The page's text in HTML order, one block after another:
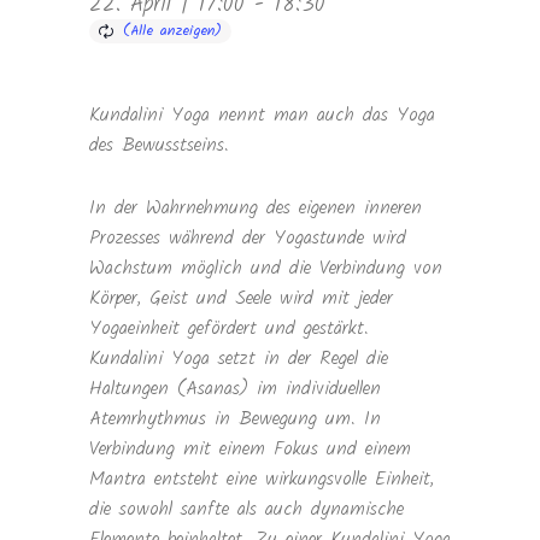
Kundalini Yoga nennt man auch das Yoga
des Bewusstseins.
In der Wahrnehmung des eigenen inneren
Prozesses während der Yogastunde wird
Wachstum möglich und die Verbindung von
Körper, Geist und Seele wird mit jeder
Yogaeinheit gefördert und gestärkt.
Kundalini Yoga setzt in der Regel die
Haltungen (Asanas) im individuellen
Atemrhythmus in Bewegung um. In
Verbindung mit einem Fokus und einem
Mantra entsteht eine wirkungsvolle Einheit,
die sowohl sanfte als auch dynamische